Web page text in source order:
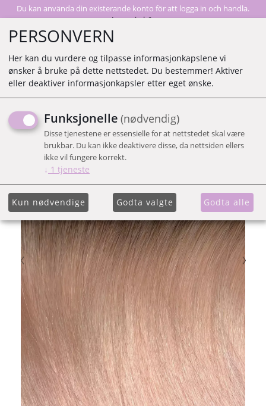
Du kan använda din existerande konto för att logga in och handla.
Logga in här
03/DUSTY PINK GL TAPE
PERSONVERN
Her kan du vurdere og tilpasse informasjonkapslene vi
ønsker å bruke på dette nettstedet. Du bestemmer! Aktiver
eller deaktiver informasjonkapsler etter eget ønske.
Funksjonelle (nødvendig)
Disse tjenestene er essensielle for at nettstedet skal være
brukbar. Du kan ikke deaktivere disse, da nettsiden ellers
ikke vil fungere korrekt.
↓ 1 tjeneste
Kun nødvendige Godta valgte Godta alle